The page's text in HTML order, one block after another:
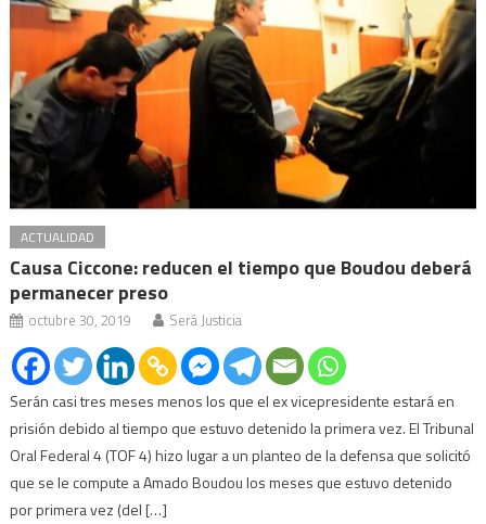
ACTUALIDAD
Causa Ciccone: reducen el tiempo que Boudou deberá
permanecer preso
octubre 30, 2019 Será Justicia
Serán casi tres meses menos los que el ex vicepresidente estará en
prisión debido al tiempo que estuvo detenido la primera vez. El Tribunal
Oral Federal 4 (TOF 4) hizo lugar a un planteo de la defensa que solicitó
que se le compute a Amado Boudou los meses que estuvo detenido
por primera vez (del […]